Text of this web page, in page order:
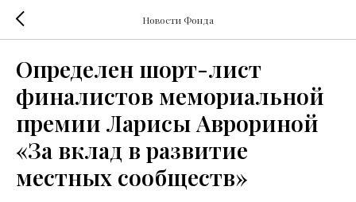
Новости Фонда
Определен шорт-лист
финалистов мемориальной
премии Ларисы Аврориной
«За вклад в развитие
местных сообществ»